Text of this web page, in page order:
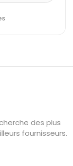
des plus
fournisseurs.